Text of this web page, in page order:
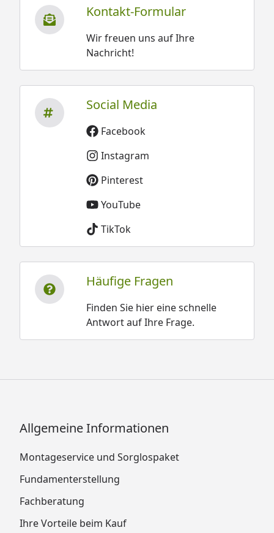
Kontakt-Formular
Wir freuen uns auf Ihre
Nachricht!
Social Media
Facebook
Instagram
Pinterest
YouTube
TikTok
Häufige Fragen
Finden Sie hier eine schnelle
Antwort auf Ihre Frage.
Allgemeine Informationen
Montageservice und Sorglospaket
Fundamenterstellung
Fachberatung
Ihre Vorteile beim Kauf